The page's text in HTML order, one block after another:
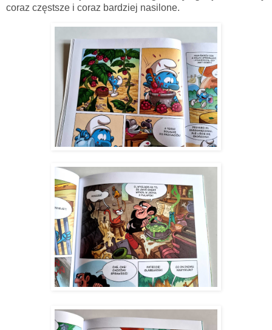
coraz częstsze i coraz bardziej nasilone.